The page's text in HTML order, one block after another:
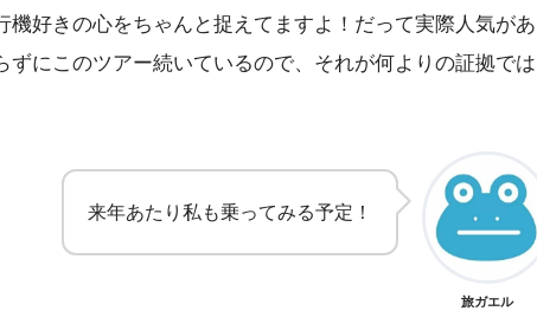
機好きの心をちゃんと捉えてますよ！だって実際人気があ
ずにこのツアー続いているので、それが何よりの証拠では
来年あたり私も乗ってみる予定！
旅ガエル